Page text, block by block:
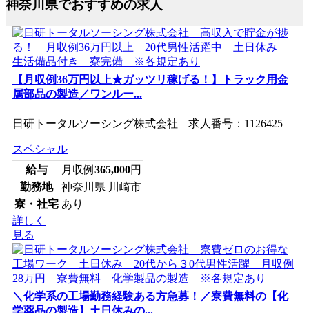
神奈川県でおすすめの求人
【月収例36万円以上★ガッツリ稼げる！】トラック用金
属部品の製造／ワンルー...
日研トータルソーシング株式会社 求人番号：1126425
スペシャル
給与
月収例 365,000円
勤務地
神奈川県 川崎市
寮・社宅 あり
詳しく
見る
＼化学系の工場勤務経験ある方急募！／寮費無料の【化
学薬品の製造】土日休みの...